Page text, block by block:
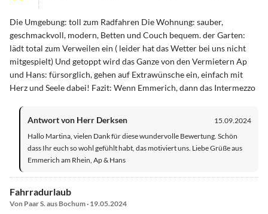
Die Umgebung: toll zum Radfahren Die Wohnung: sauber,
geschmackvoll, modern, Betten und Couch bequem. der Garten:
lädt total zum Verweilen ein ( leider hat das Wetter bei uns nicht
mitgespielt) Und getoppt wird das Ganze von den Vermietern Ap
und Hans: fürsorglich, gehen auf Extrawünsche ein, einfach mit
Herz und Seele dabei! Fazit: Wenn Emmerich, dann das Intermezzo
Antwort von Herr Derksen
15.09.2024
Hallo Martina, vielen Dank für diese wundervolle Bewertung. Schön
dass Ihr euch so wohl gefühlt habt, das motiviert uns. Liebe Grüße aus
Emmerich am Rhein, Ap & Hans
Fahrradurlaub
Von Paar S. aus Bochum · 19.05.2024